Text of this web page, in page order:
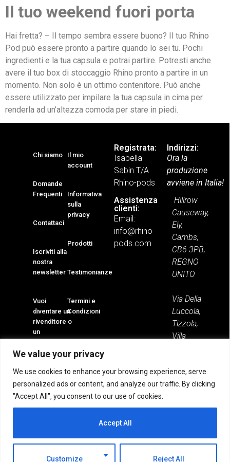
We value your privacy
We use cookies to enhance your browsing experience, serve
personalized ads or content, and analyze our traffic. By clicking
"Accept All", you consent to our use of cookies.
Customize Reject All
Accept All
Il tuo weekend fuori porta
Hai fretta? – Il tempo sembra essere buono? Il tuo Rhino
Pod può essere pronto a partire quando lo sei tu. Pochi
ingredienti e la tua capsula e potrai partire. Potresti anche
avere il tuo box di stoccaggio Rhino pronto a partire in un
momento. Non solo è un ottimo contenitore. Può anche
essere utilizzato per impilare la tua capsula in cima per
renderla ad un’altezza comoda per stare in piedi.
Chi siamo
Domande
Frequenti
Contattaci
Iscriviti alla
nostra
newsletter
Vuoi
diventare un
rivenditore o
un
Il mio
account
Informativa
sulla
privacy
Prodotti
Testimonianze
Termini e
Condizioni
Registrata:
Isabella
Sabin T/A
Rhino-pods
Assistenza
clienti:
Email:
info@rhino-
pods.com
Indirizzi:
Ora la
produzione
avviene in Italia!
Hillrow
Causeway,
Ely,
Cambs,
CB6 3PB,
REGNO
UNITO
Via Della
Luccola,
Tizzola,
Villa
Italia
© 2026
Tutti i diritti
riservati